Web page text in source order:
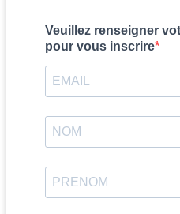
Veuillez renseigner
pour vous inscrire